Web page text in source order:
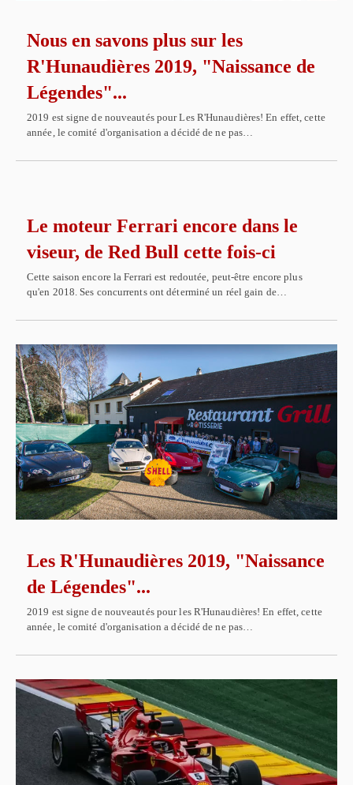
Nous en savons plus sur les
R'Hunaudières 2019, "Naissance de
Légendes"...
2019 est signe de nouveautés pour Les R'Hunaudières! En effet, cette
année, le comité d'organisation a décidé de ne pas…
Le moteur Ferrari encore dans le
viseur, de Red Bull cette fois-ci
Cette saison encore la Ferrari est redoutée, peut-être encore plus
qu'en 2018. Ses concurrents ont déterminé un réel gain de…
Les R'Hunaudières 2019, "Naissance
de Légendes"...
2019 est signe de nouveautés pour les R'Hunaudières! En effet, cette
année, le comité d'organisation a décidé de ne pas…